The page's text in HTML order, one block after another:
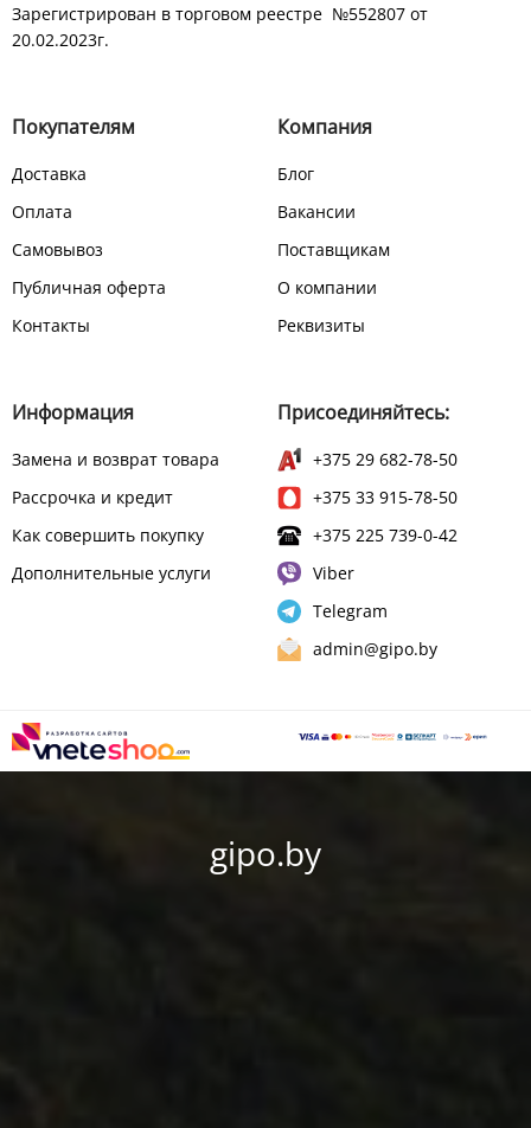
Зарегистрирован в торговом реестре №552807 от
20.02.2023г.
Покупателям
Доставка
Оплата
Самовывоз
Публичная оферта
Контакты
Компания
Блог
Вакансии
Поставщикам
О компании
Реквизиты
Информация
Замена и возврат товара
Рассрочка и кредит
Как совершить покупку
Дополнительные услуги
Присоединяйтесь:
+375 29 682-78-50
+375 33 915-78-50
+375 225 739-0-42
Viber
Telegram
admin@gipo.by
gipo.by